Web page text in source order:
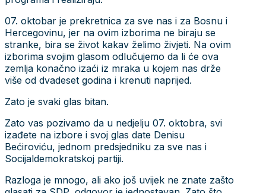
07. oktobar je prekretnica za sve nas i za Bosnu i
Hercegovinu, jer na ovim izborima ne biraju se
stranke, bira se život kakav želimo živjeti. Na ovim
izborima svojim glasom odlučujemo da li će ova
zemlja konačno izaći iz mraka u kojem nas drže
više od dvadeset godina i krenuti naprijed.
Zato je svaki glas bitan.
Zato vas pozivamo da u nedjelju 07. oktobra, svi
izađete na izbore i svoj glas date Denisu
Bećiroviću, jednom predsjedniku za sve nas i
Socijaldemokratskoj partiji.
Razloga je mnogo, ali ako još uvijek ne znate zašto